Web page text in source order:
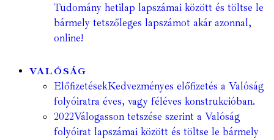
Tudomány hetilap lapszámai között és töltse le
bármely tetszőleges lapszámot akár azonnal,
online!
VALÓSÁG
ElőfizetésekKedvezményes előfizetés a Valóság
folyóiratra éves, vagy féléves konstrukcióban.
2022Válogasson tetszése szerint a Valóság
folyóirat lapszámai között és töltse le bármely